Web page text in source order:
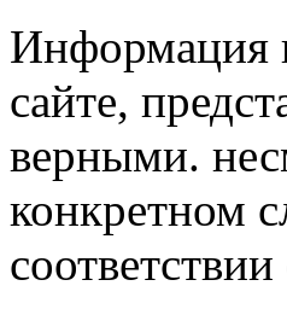
Информация
сайте,
верными.
конкретном